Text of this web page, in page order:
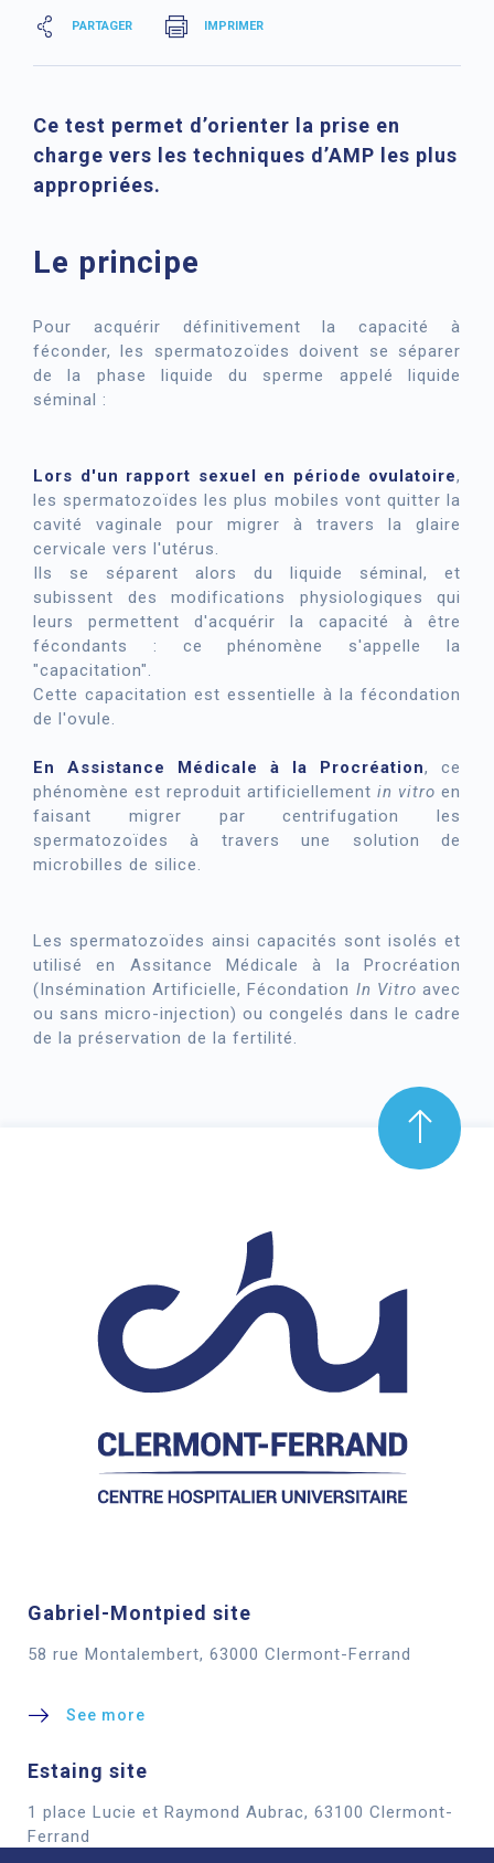
PARTAGER IMPRIMER
Ce test permet d’orienter la prise en
charge vers les techniques d’AMP les plus
appropriées.
Le principe
Pour acquérir définitivement la capacité à
féconder, les spermatozoïdes doivent se séparer
de la phase liquide du sperme appelé liquide
séminal :
Lors d'un rapport sexuel en période ovulatoire,
les spermatozoïdes les plus mobiles vont quitter la
cavité vaginale pour migrer à travers la glaire
cervicale vers l'utérus.
Ils se séparent alors du liquide séminal, et
subissent des modifications physiologiques qui
leurs permettent d'acquérir la capacité à être
fécondants : ce phénomène s'appelle la
"capacitation".
Cette capacitation est essentielle à la fécondation
de l'ovule.
En Assistance Médicale à la Procréation, ce
phénomène est reproduit artificiellement in vitro en
faisant migrer par centrifugation les
spermatozoïdes à travers une solution de
microbilles de silice.
Les spermatozoïdes ainsi capacités sont isolés et
utilisé en Assitance Médicale à la Procréation
(Insémination Artificielle, Fécondation In Vitroavec
ou sans micro-injection) ou congelés dans le cadre
de la préservation de la fertilité.
Gabriel-Montpied site
58 rue Montalembert, 63000 Clermont-Ferrand
See more
Estaing site
1 place Lucie et Raymond Aubrac, 63100 Clermont-
Ferrand